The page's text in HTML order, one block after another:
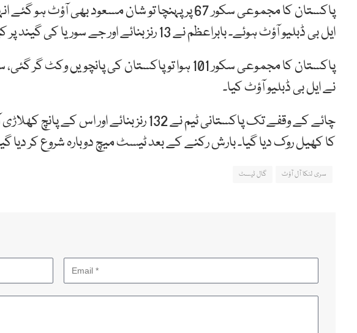
ایل بی ڈبلیو آؤٹ ہوئے۔ بابراعظم نے 13 رنز بنائے اور جے سوریا کی گیند پر کیچ آؤٹ ہوئے۔
نے ایل بی ڈبلیو آؤٹ کیا۔
چائے کے وقفے تک پاکستانی ٹیم نے 132 رنز
کا کھیل روک دیا گیا۔ بارش رکنے کے بعد ٹیسٹ میچ دوبارہ شروع کر دیا
سری لنکا آل آؤٹ گال ٹیسٹ